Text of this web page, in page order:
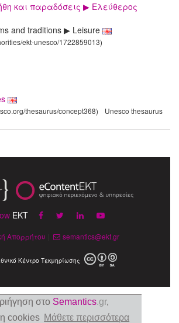
στο Semantics.gr,
cookies Μάθετε περισσότερα
και παραδόσεις ▶ Ελεύθερος
and traditions ▶ Leisure
ekt-unesco/1722859013)
thesaurus/concept368) Unesco thesaurus
EKT
Απορρήτου semantics@ekt.gr
Κέντρο Τεκμηρίωσης